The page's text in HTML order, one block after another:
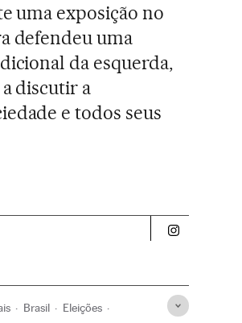
uma exposição no
defendeu uma
da esquerda,
discutir a
e todos seus
Politica El
Brasil Eleições